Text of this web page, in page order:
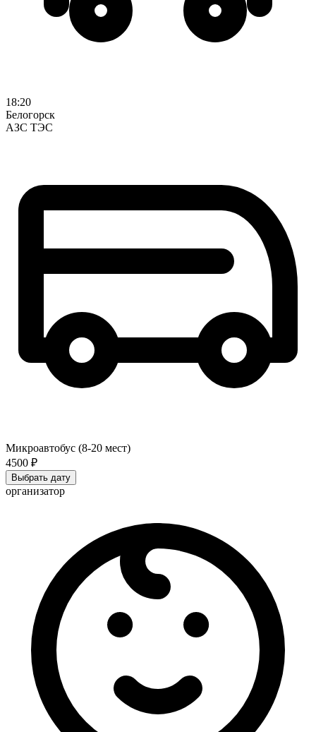
18:20
Белогорск
АЗС ТЭС
Микроавтобус (8-20 мест)
4500 ₽
Выбрать дату
организатор